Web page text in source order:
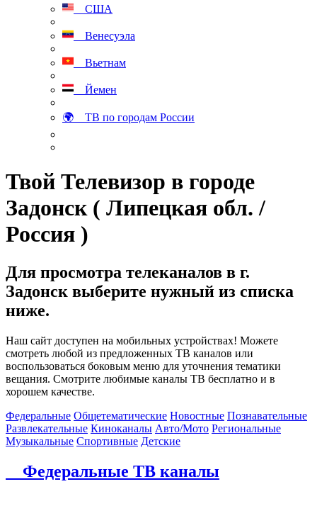
США
Венесуэла
Вьетнам
Йемен
🌍 ТВ по городам России
Твой Телевизор в городе
Задонск ( Липецкая обл. /
Россия )
Для просмотра телеканалов в г.
Задонск выберите нужный из списка
ниже.
Наш сайт доступен на мобильных устройствах! Можете
смотреть любой из предложенных ТВ каналов или
воспользоваться боковым меню для уточнения тематики
вещания. Смотрите любимые каналы ТВ бесплатно и в
хорошем качестве.
Федеральные Общетематические Новостные Познавательные
Развлекательные Киноканалы Авто/Мото Региональные
Музыкальные Спортивные Детские
Федеральные ТВ каналы